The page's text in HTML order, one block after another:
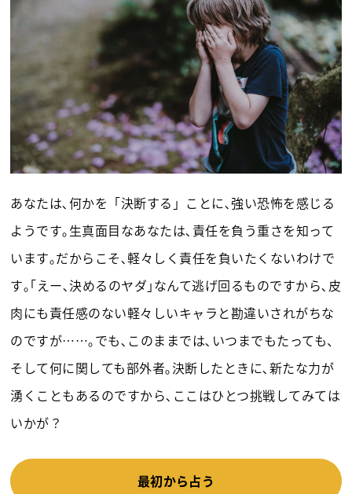
あなたは､何かを「決断する」ことに､強い恐怖を感じる
ようです｡生真面目なあなたは､責任を負う重さを知って
います｡だからこそ､軽々しく責任を負いたくないわけで
す｡｢えー､決めるのヤダ｣なんて逃げ回るものですから､皮
肉にも責任感のない軽々しいキャラと勘違いされがちな
のですが……｡でも､このままでは､いつまでもたっても、
そして何に関しても部外者｡決断したときに､新たな力が
湧くこともあるのですから､ここはひとつ挑戦してみては
いかが？
最初から占う